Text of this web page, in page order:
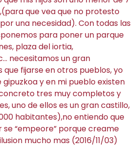
que vea que no protesto
una necesidad). Con todas las
para poner un parque
plaza del iortia,
necesitamos un gran
fijarse en otros pueblos, yo
y en mi pueblo existen
tres muy completos y
uno de ellos es un gran castillo,
habitantes),no entiendo que
“empeore” porque creame
mucho mas (2016/11/03)